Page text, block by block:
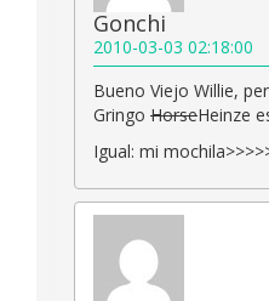
Gonchi
2010-03-03 02:18:00
Bueno Viejo Willie,
Gringo HorseHeinze
Igual: mi